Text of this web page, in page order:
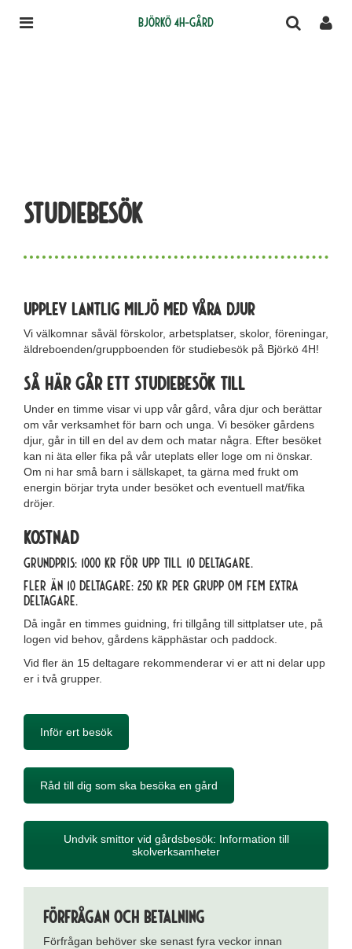
Björkö 4H-gård
Studiebesök
Upplev lantlig miljö med våra djur
Vi välkomnar såväl förskolor, arbetsplatser, skolor, föreningar,
äldreboenden/gruppboenden för studiebesök på Björkö 4H!
Så här går ett studiebesök till
Under en timme visar vi upp vår gård, våra djur och berättar
om vår verksamhet för barn och unga. Vi besöker gårdens
djur, går in till en del av dem och matar några. Efter besöket
kan ni äta eller fika på vår uteplats eller loge om ni önskar.
Om ni har små barn i sällskapet, ta gärna med frukt om
energin börjar tryta under besöket och eventuell mat/fika
dröjer.
Kostnad
Grundpris: 1000 kr för upp till 10 deltagare.
Fler än 10 deltagare: 250 kr per grupp om fem extra
deltagare.
Då ingår en timmes guidning, fri tillgång till sittplatser ute, på
logen vid behov, gårdens käpphästar och paddock.
Vid fler än 15 deltagare rekommenderar vi er att ni delar upp
er i två grupper.
Inför ert besök
Råd till dig som ska besöka en gård
Undvik smittor vid gårdsbesök: Information till
skolverksamheter
Förfrågan och betalning
Förfrågan behöver ske senast fyra veckor innan